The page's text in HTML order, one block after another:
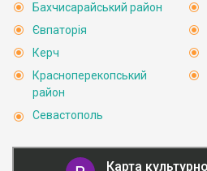
Бахчисарайський район
Євпаторія
Керч
Красноперекопський
район
Севастополь